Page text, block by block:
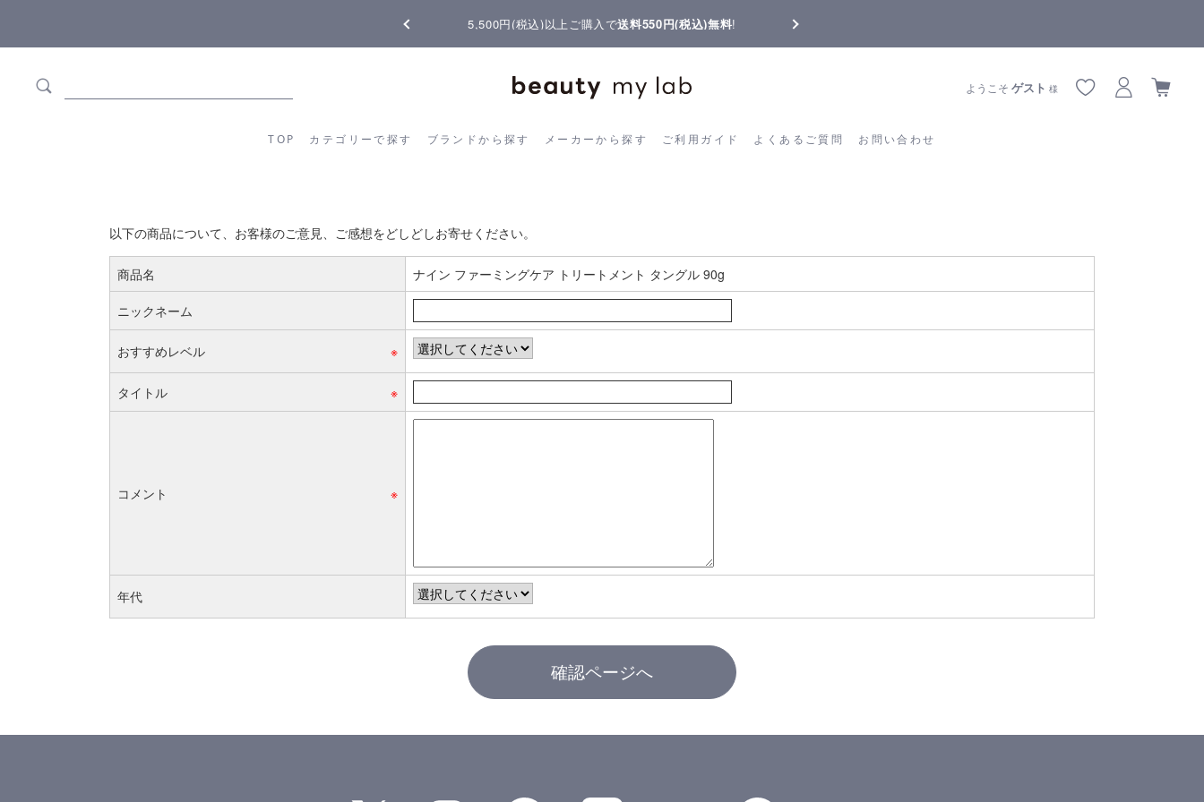
5,500円(税込)以上ご購入で送料550円(税込)無料!
TOP カテゴリーで探す ブランドから探す メーカーから探す ご利用ガイド よくあるご質問 お問い合わせ
ようこそゲスト 様
カテゴリーから探す ブランドから探す メーカーから探す ご利用ガイド よくあるご質問
以下の商品について、お客様のご意見、ご感想をどしどしお寄せください。
商品名 ナイン ファーミングケア トリートメント タングル 90g
ニックネーム
おすすめレベル ※
タイトル ※
コメント ※
年代